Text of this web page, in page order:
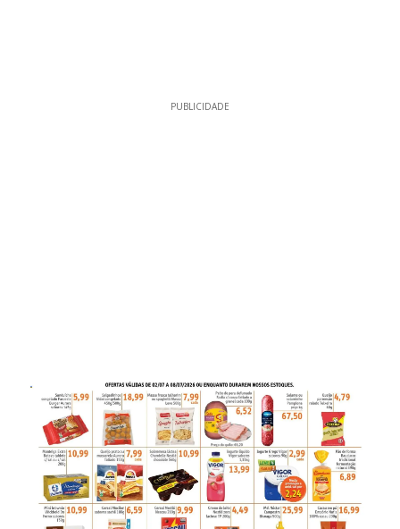
PUBLICIDADE